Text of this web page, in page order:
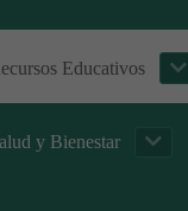
Educativos
y Bienestar